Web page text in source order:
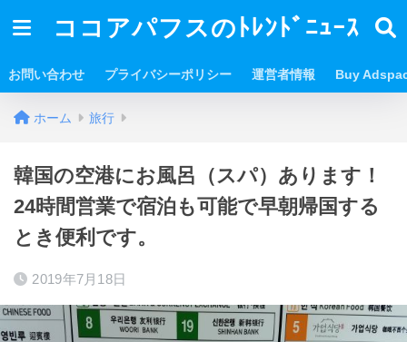
ココアパフスのﾄﾚﾝﾄﾞﾆｭｰｽ
お問い合わせ プライバシーポリシー 運営者情報 Buy
ホーム 旅行
韓国の空港にお風呂（スパ）あります！
24時間営業で宿泊も可能で早朝帰国する
とき便利です。
2019年7月18日